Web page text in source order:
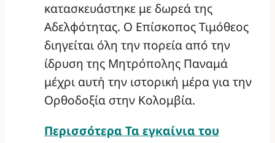
κατασκευάστηκε με δωρεά της
Αδελφότητας. Ο Επίσκοπος Τιμόθεος
διηγείται όλη την πορεία από την
ίδρυση της Μητρόπολης Παναμά
μέχρι αυτή την ιστορική μέρα για την
Ορθοδοξία στην Κολομβία.
Περισσότερα Τα εγκαίνια του